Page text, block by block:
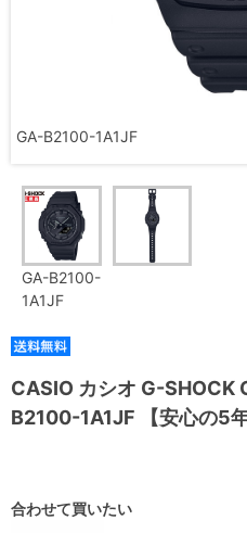
GA-B2100-1A1JF
GA-B2100-
1A1JF
CASIO カシオ G-SHOCK
B2100-1A1JF 【安心の5年
合わせて買いたい